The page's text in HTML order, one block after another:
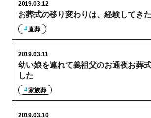
お葬式の移り変わりは、経験してき
2019.03.12
直葬
幼い娘を連れて義祖父のお通夜お葬
した
2019.03.11
家族葬
2019.03.10